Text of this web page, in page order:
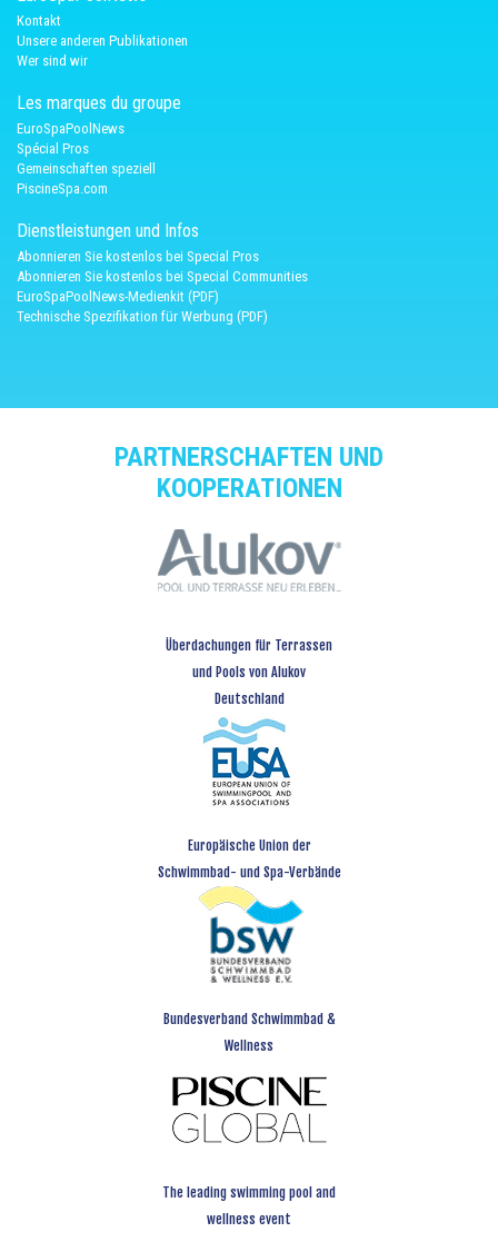
Kontakt
Unsere anderen Publikationen
Wer sind wir
Les marques du groupe
EuroSpaPoolNews
Spécial Pros
Gemeinschaften speziell
PiscineSpa.com
Dienstleistungen und Infos
Abonnieren Sie kostenlos bei Special Pros
Abonnieren Sie kostenlos bei Special Communities
EuroSpaPoolNews-Medienkit (PDF)
Technische Spezifikation für Werbung (PDF)
PARTNERSCHAFTEN UND
KOOPERATIONEN
Überdachungen für Terrassen
und Pools von Alukov
Deutschland
Europäische Union der
Schwimmbad- und Spa-Verbände
Bundesverband Schwimmbad &
Wellness
The leading swimming pool and
wellness event